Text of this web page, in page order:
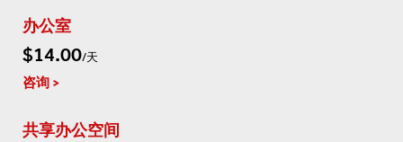
办公室
$14.00/天
咨询
共享办公空间